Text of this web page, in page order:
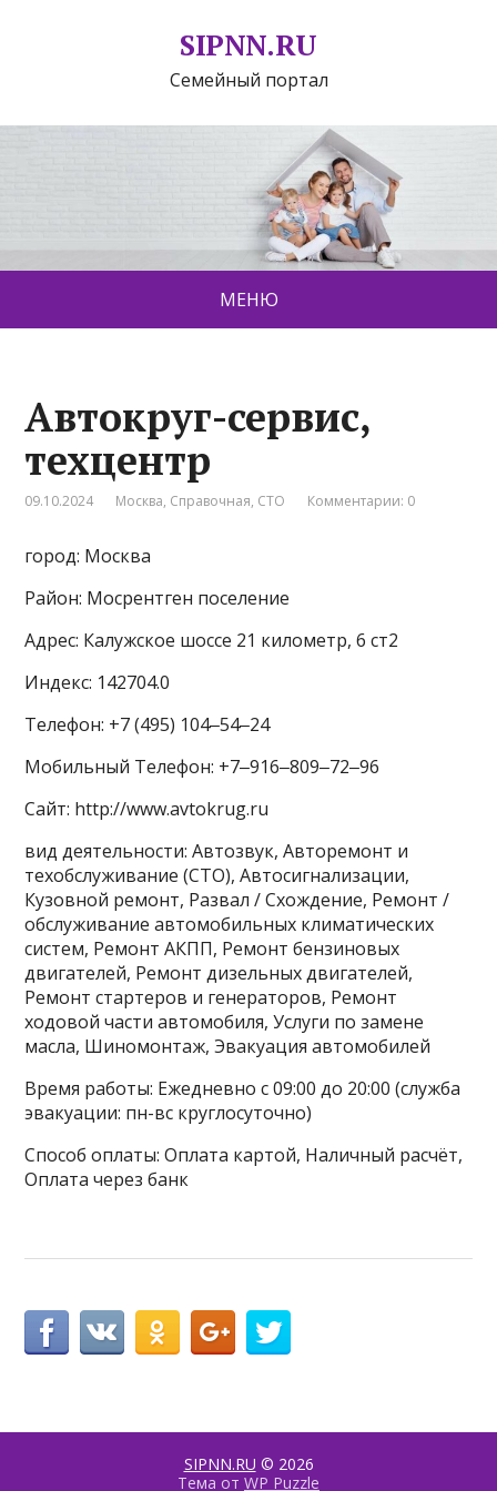
SIPNN.RU
Семейный портал
МЕНЮ
Автокруг-сервис,
техцентр
09.10.2024 Москва, Справочная, СТО Комментарии: 0
город: Москва
Район: Мосрентген поселение
Адрес: Калужское шоссе 21 километр, 6 ст2
Индекс: 142704.0
Телефон: +7 (495) 104‒54‒24
Мобильный Телефон: +7‒916‒809‒72‒96
Сайт: http://www.avtokrug.ru
вид деятельности: Автозвук, Авторемонт и
техобслуживание (СТО), Автосигнализации,
Кузовной ремонт, Развал / Схождение, Ремонт /
обслуживание автомобильных климатических
систем, Ремонт АКПП, Ремонт бензиновых
двигателей, Ремонт дизельных двигателей,
Ремонт стартеров и генераторов, Ремонт
ходовой части автомобиля, Услуги по замене
масла, Шиномонтаж, Эвакуация автомобилей
Время работы: Ежедневно с 09:00 до 20:00 (служба
эвакуации: пн-вс круглосуточно)
Способ оплаты: Оплата картой, Наличный расчёт,
Оплата через банк
SIPNN.RU © 2026
Тема от WP Puzzle